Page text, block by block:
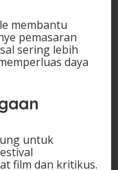
membantu
pemasaran
sering lebih
daya
untuk
film dan kritikus.